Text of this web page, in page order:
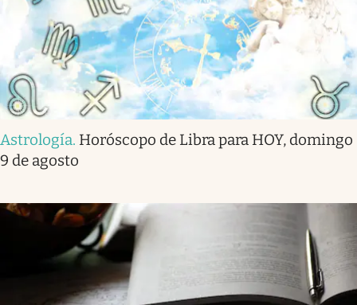
Astrología. Horóscopo de Libra para HOY, domingo
9 de agosto